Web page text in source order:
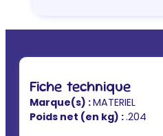
Fiche technique
Marque(s) :MATERIEL
Poids net (en kg) :.204